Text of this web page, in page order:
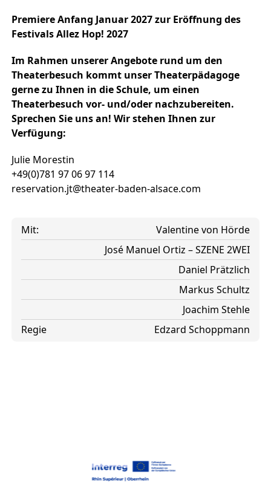
Premiere Anfang Januar 2027 zur Eröffnung des
Festivals Allez Hop! 2027
Im Rahmen unserer Angebote rund um den
Theaterbesuch kommt unser Theaterpädagoge
gerne zu Ihnen in die Schule, um einen
Theaterbesuch vor- und/oder nachzubereiten.
Sprechen Sie uns an! Wir stehen Ihnen zur
Verfügung:
Julie Morestin
+49(0)781 97 06 97 114
reservation.jt@theater-baden-alsace.com
Mit:
Valentine von Hörde
José Manuel Ortiz – SZENE 2WEI
Daniel Prätzlich
Markus Schultz
Joachim Stehle
Regie
Edzard Schoppmann